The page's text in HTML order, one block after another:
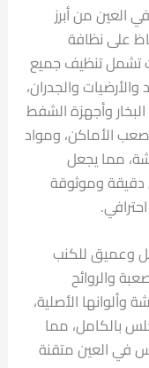
من أبرز
على نظافة
تشمل تنظيف جميع
والجدران،
وأجهزة الشفط
الأماكن، ومواد
مما يجعل
وموثوقة
وعميق للكنب
والروائح
الأصلية،
بالكامل، مما
في العين متقنة